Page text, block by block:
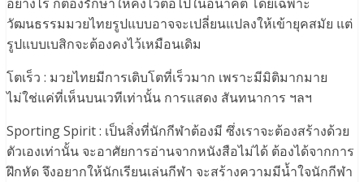
วัฒนธรรมมวยไทยรูปแบบอาจจะเปลี่ยนแปลงให้เข้ายุคสมัย แต่
รูปแบบเบสิกจะต้องคงไว้เหมือนเดิม
โตเร็ว : มวยไทยมีการเติบโตที่เร็วมาก เพราะมีมิติมากมาย
ไม่ใช่แค่ที่เห็นบนเวทีเท่านั้น การแสดง สันทนาการ ฯลฯ
Sporting Spirit : เป็นสิ่งที่นักกีฬาต้องมี ซึ่งเราจะต้องสร้างด้วย
ตัวเองเท่านั้น จะอาศัยการอ่านจากหนังสือไม่ได้ ต้องได้จากการ
ฝึกหัด จึงอยากให้นักเรียนเล่นกีฬา จะสร้างความมีน้ำใจนักกีฬา